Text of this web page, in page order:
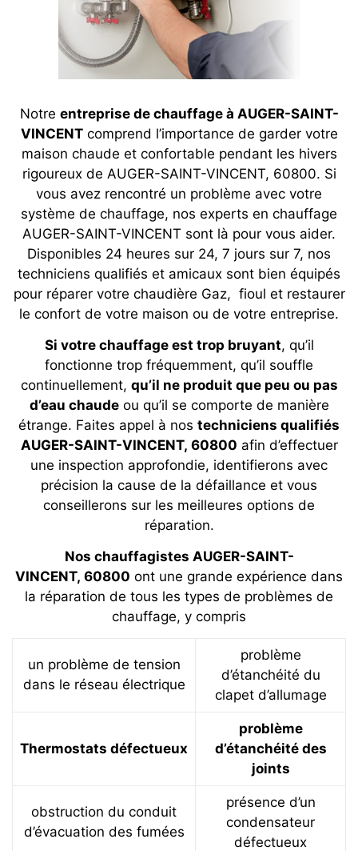
Notre entreprise de chauffage à AUGER-SAINT-
VINCENTcomprend l’importance de garder votre
maison chaude et confortable pendant les hivers
rigoureux de AUGER-SAINT-VINCENT, 60800. Si
vous avez rencontré un problème avec votre
système de chauffage, nos experts en chauffage
AUGER-SAINT-VINCENT sont là pour vous aider.
Disponibles 24 heures sur 24, 7 jours sur 7, nos
techniciens qualifiés et amicaux sont bien équipés
pour réparer votre chaudière Gaz, fioul et restaurer
le confort de votre maison ou de votre entreprise.
Si votre chauffage est trop bruyant, qu’il
fonctionne trop fréquemment, qu’il souffle
continuellement, qu’il ne produit que peu ou pas
d’eau chaudeou qu’il se comporte de manière
étrange. Faites appel à nos techniciens qualifiés
AUGER-SAINT-VINCENT, 60800 afin d’effectuer
une inspection approfondie, identifierons avec
précision la cause de la défaillance et vous
conseillerons sur les meilleures options de
réparation.
Nos chauffagistes AUGER-SAINT-
VINCENT, 60800 ont une grande expérience dans
la réparation de tous les types de problèmes de
chauffage, y compris
un problème de tension
dans le réseau électrique
problème
d’étanchéité du
clapet d’allumage
Thermostats défectueux
problème
d’étanchéité des
joints
obstruction du conduit
d’évacuation des fumées
présence d’un
condensateur
défectueux